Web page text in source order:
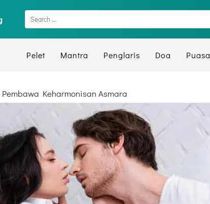
Pelet Mantra Penglaris Doa Puasa
Keharmonisan Asmara